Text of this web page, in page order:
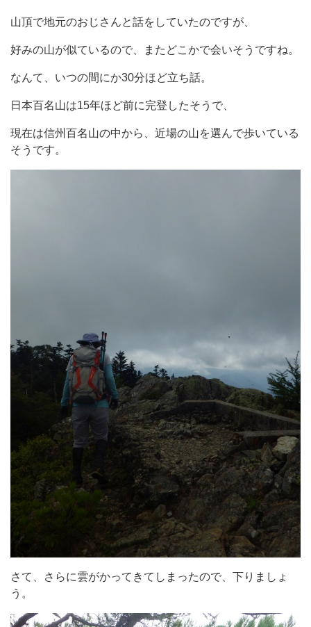
山頂で地元のおじさんと話をしていたのですが、
好みの山が似ているので、またどこかで会いそうですね。
なんて、いつの間にか30分ほど立ち話。
日本百名山は15年ほど前に完登したそうで、
現在は信州百名山の中から、近場の山を選んで歩いている
そうです。
さて、さらに雲がかってきてしまったので、下りましょ
う。